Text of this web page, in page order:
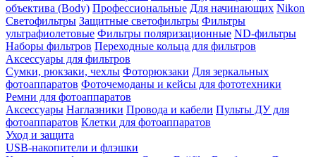
объектива (Body) Профессиональные Для начинающих Nikon
Светофильтры Защитные светофильтры Фильтры
ультрафиолетовые Фильтры поляризационные ND-фильтры
Наборы фильтров Переходные кольца для фильтров
Аксессуары для фильтров
Сумки, рюкзаки, чехлы Фоторюкзаки Для зеркальных
фотоаппаратов Фоточемоданы и кейсы для фототехники
Ремни для фотоаппаратов
Аксессуары Наглазники Провода и кабели Пульты ДУ для
фотоаппаратов Клетки для фотоаппаратов
Уход и защита
USB-накопители и флэшки